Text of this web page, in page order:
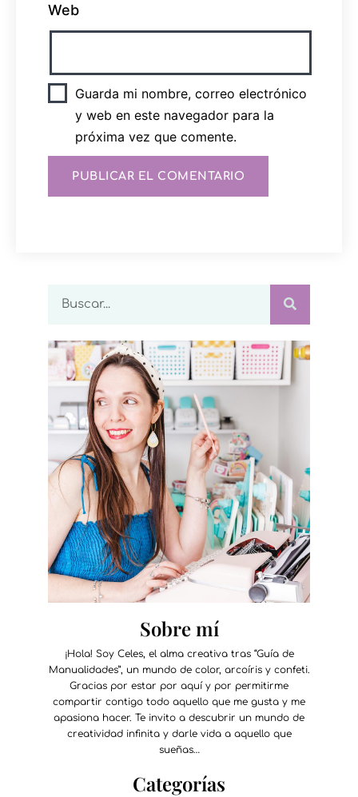
Web
Guarda mi nombre, correo electrónico
y web en este navegador para la
próxima vez que comente.
Sobre mí
¡Hola! Soy Celes, el alma creativa tras “Guía de
Manualidades”, un mundo de color, arcoíris y confeti.
Gracias por estar por aquí y por permitirme
compartir contigo todo aquello que me gusta y me
apasiona hacer. Te invito a descubrir un mundo de
creatividad infinita y darle vida a aquello que
sueñas…
Categorías